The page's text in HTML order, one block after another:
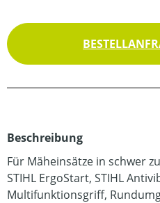
Beschreibung
Für Mäheinsätze in schwer
STIHL ErgoStart, STIHL
Multifunktionsgriff,